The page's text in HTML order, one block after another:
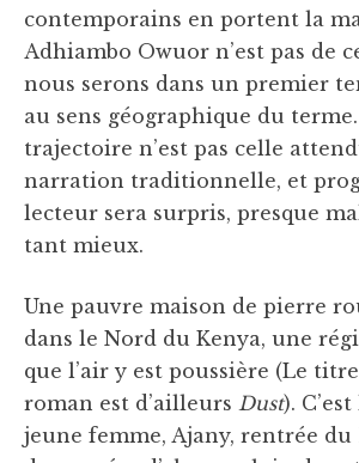
contemporains en portent la
Adhiambo Owuor n’est pas de
nous serons dans un premier
au sens géographique du
trajectoire n’est pas celle
narration traditionnelle, et
lecteur sera surpris, presque
tant mieux.
Une pauvre maison de pierre
dans le Nord du Kenya, une
que l’air y est poussière (Le
roman est d’ailleurs Dust).
jeune femme, Ajany, rentrée du